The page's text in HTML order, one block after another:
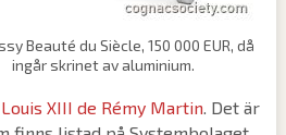
Beauté du Siècle, 150 000 EUR, då
ingår skrinet av aluminium.
Louis XIII de Rémy Martin. Det är